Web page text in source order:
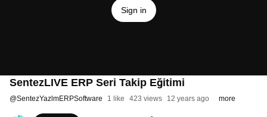
Sign in
SentezLIVE ERP Seri Takip Eğitimi
@SentezYazlmERPSoftware 1 like 423 views 12 years ago more